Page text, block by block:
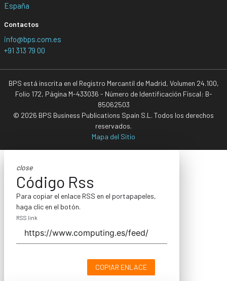
España
Contactos
info@bps.com.es
+91 313 79 00
BPS está inscrita en el Registro Mercantil de Madrid, Volumen 24.100,
Folio 172, Página M-433036 - Número de Identificación Fiscal: B-
85062503
© 2026 BPS Business Publications Spain S.L. Todos los derechos
reservados.
Mapa del Sitio
close
Código Rss
Para copiar el enlace RSS en el portapapeles,
haga clic en el botón.
RSS link
COPIAR ENLACE